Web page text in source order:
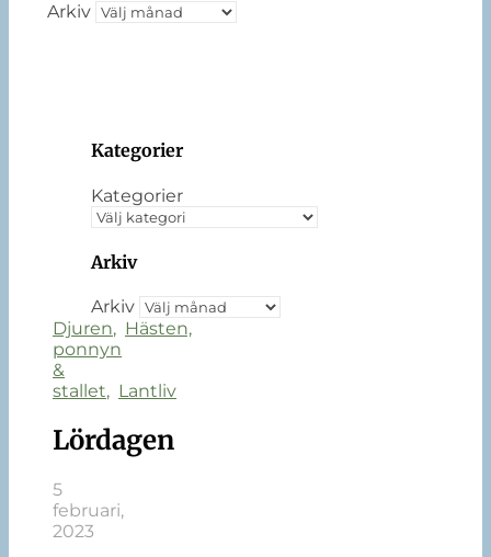
Arkiv
Kategorier
Kategorier
Arkiv
Arkiv
Djuren, Hästen,
ponnyn
&
stallet, Lantliv
Lördagen
5
februari,
2023